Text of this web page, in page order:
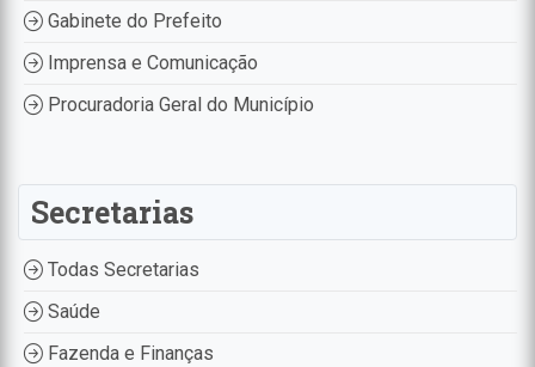
Gabinete do Prefeito
Imprensa e Comunicação
Procuradoria Geral do Município
Secretarias
Todas Secretarias
Saúde
Fazenda e Finanças